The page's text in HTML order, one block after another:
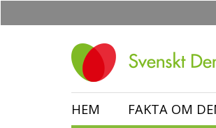
HEM FAKTA OM